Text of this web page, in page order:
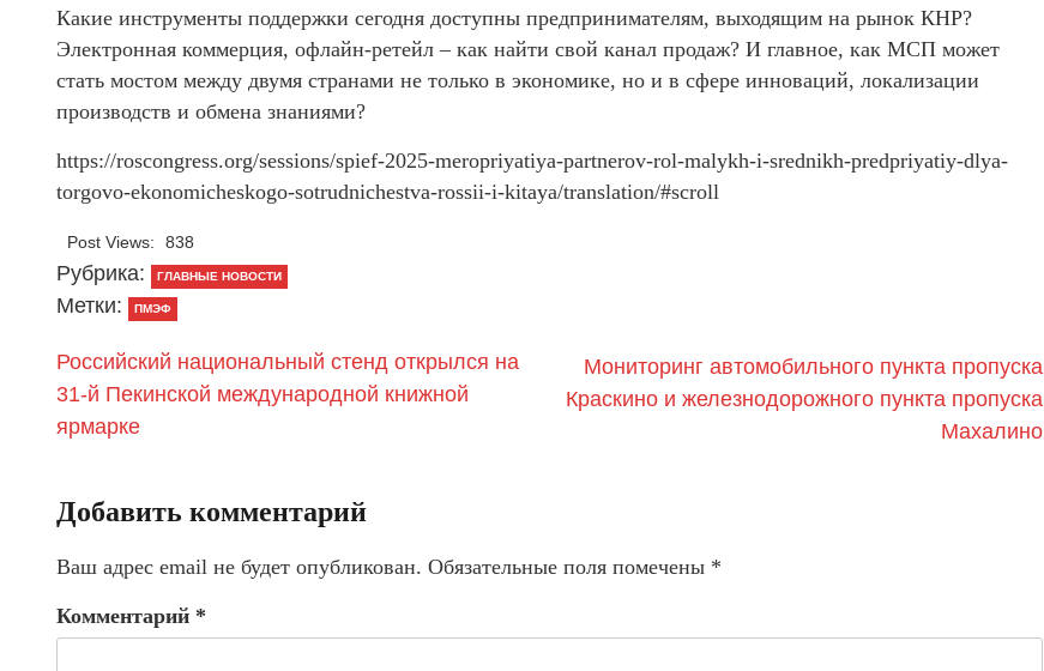
Какие инструменты поддержки сегодня доступны предпринимателям, выходящим на рынок КНР?
Электронная коммерция, офлайн-ретейл – как найти свой канал продаж? И главное, как МСП может
стать мостом между двумя странами не только в экономике, но и в сфере инноваций, локализации
производств и обмена знаниями?
https://roscongress.org/sessions/spief-2025-meropriyatiya-partnerov-rol-malykh-i-srednikh-predpriyatiy-dlya-
torgovo-ekonomicheskogo-sotrudnichestva-rossii-i-kitaya/translation/#scroll
Post Views: 838
Рубрика: ГЛАВНЫЕ НОВОСТИ
Метки: ПМЭФ
Российский национальный стенд открылся на
31-й Пекинской международной книжной
ярмарке
Мониторинг автомобильного пункта пропуска
Краскино и железнодорожного пункта пропуска
Махалино
Добавить комментарий
Ваш адрес email не будет опубликован. Обязательные поля помечены *
Комментарий *